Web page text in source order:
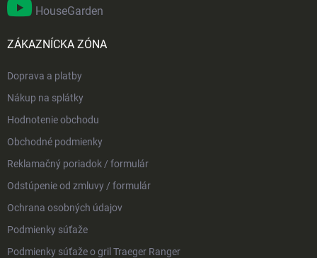
HouseGarden
ZÁKAZNÍCKA ZÓNA
Doprava a platby
Nákup na splátky
Hodnotenie obchodu
Obchodné podmienky
Reklamačný poriadok / formulár
Odstúpenie od zmluvy / formulár
Ochrana osobných údajov
Podmienky súťaže
Podmienky súťaže o gril Traeger Ranger